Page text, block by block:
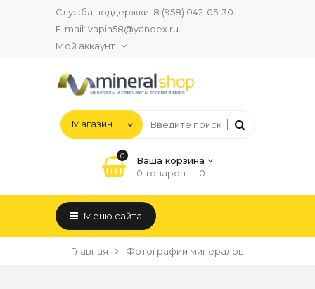
Служба поддержки: 8 (958) 042-05-30
E-mail: vapin58@yandex.ru
Мой аккаунт
0
Ваша корзина
0 товаров — 0
Меню сайта
Главная Фотографии минералов